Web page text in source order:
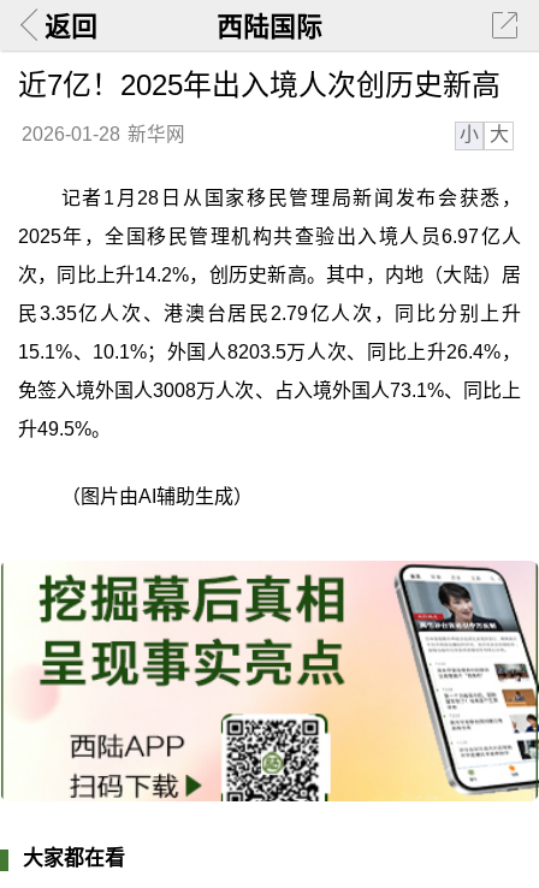
返回 西陆国际
近7亿！2025年出入境人次创历史新高
2026-01-28 新华网 小 大
记者1月28日从国家移民管理局新闻发布会获悉，
2025年，全国移民管理机构共查验出入境人员6.97亿人
次，同比上升14.2%，创历史新高。其中，内地（大陆）居
民3.35亿人次、港澳台居民2.79亿人次，同比分别上升
15.1%、10.1%；外国人8203.5万人次、同比上升26.4%，
免签入境外国人3008万人次、占入境外国人73.1%、同比上
升49.5%。
（图片由AI辅助生成）
大家都在看